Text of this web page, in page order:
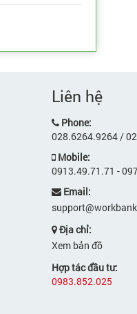
Liên hệ
Phone:
028.6264.9264 /
Mobile:
0913.49.71.71 -
Email:
Địa chỉ:
Xem bản đồ
Hợp tác đầu tư:
0983.852.025